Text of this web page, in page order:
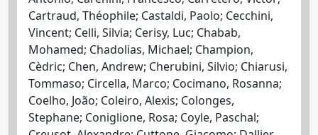
Cartraud, Théophile; Castaldi, Paolo; Cecchini,
Vincent; Celli, Silvia; Cerisy, Luc; Chabab,
Mohamed; Chadolias, Michael; Champion,
Cèdric; Chen, Andrew; Cherubini, Silvio; Chiarusi,
Tommaso; Circella, Marco; Cocimano, Rosanna;
Coelho, João; Coleiro, Alexis; Colonges,
Stephane; Coniglione, Rosa; Coyle, Paschal;